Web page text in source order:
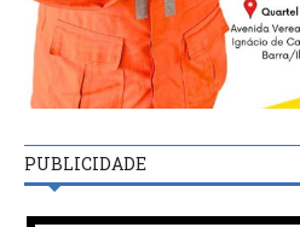
PUBLICIDADE